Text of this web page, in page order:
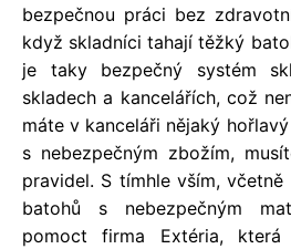
bezpečnou práci bez
když skladníci tahají těžký
je taky bezpečný systém
skladech a kancelářích, což
máte v kanceláři nějaký
s nebezpečným zbožím,
pravidel. S tímhle vším, včetně
batohů s nebezpečným
pomoct firma Extéria,